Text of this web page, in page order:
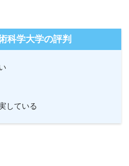
科学大学の評判
している